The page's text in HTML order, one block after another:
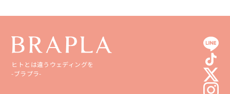
ヒトとは違うウェディングを
-ブラプラ-